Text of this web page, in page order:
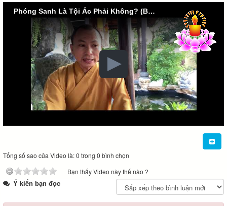
Phóng Sanh Là Tội Ác Phải Không? (Bài 28) ĐĐ Thích Hạnh Đinh
Tổng số sao của Video là: 0 trong 0 bình chọn
Bạn thấy Video này thế nào ?
Ý kiến bạn đọc